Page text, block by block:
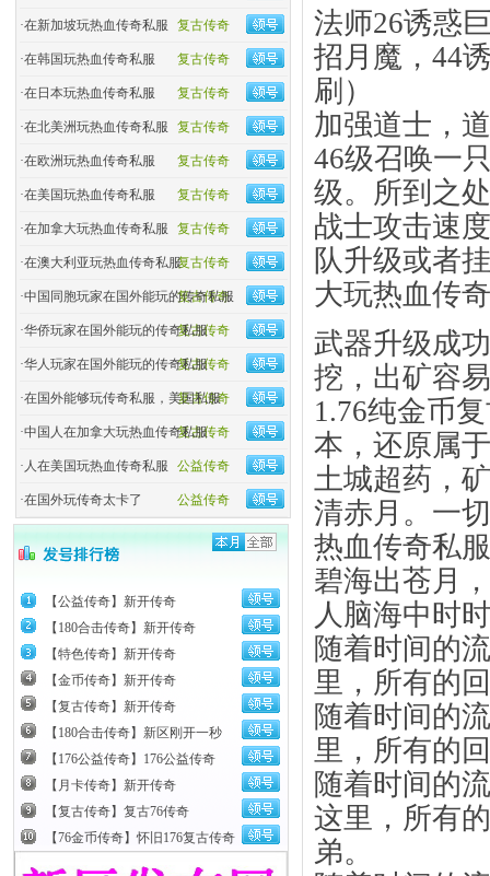
复古传奇
·在新加坡玩热血传奇私服
复古传奇
·在韩国玩热血传奇私服
复古传奇
·在日本玩热血传奇私服
复古传奇
·在北美洲玩热血传奇私服
复古传奇
·在欧洲玩热血传奇私服
复古传奇
·在美国玩热血传奇私服
复古传奇
·在加拿大玩热血传奇私服
复古传奇
·在澳大利亚玩热血传奇私服
复古传奇
·中国同胞玩家在国外能玩的传奇私服
复古传奇
·华侨玩家在国外能玩的传奇私服
复古传奇
·华人玩家在国外能玩的传奇私服
复古传奇
·在国外能够玩传奇私服，美国私服
复古传奇
·中国人在加拿大玩热血传奇私服
公益传奇
· 人在美国玩热血传奇私服
公益传奇
·在国外玩传奇太卡了
【公益传奇】新开传奇
【180合击传奇】新开传奇
【特色传奇】新开传奇
【金币传奇】新开传奇
【复古传奇】新开传奇
【180合击传奇】新区刚开一秒
【176公益传奇】176公益传奇
【月卡传奇】新开传奇
【复古传奇】复古76传奇
【76金币传奇】怀旧176复古传奇
法师26诱惑
招月魔，44
刷）
加强道士，
46级召唤一
级。所到之
战士攻击速
队升级或者
大玩热血传
武器升级成
挖，出矿容
1.76纯金币
本，还原属
土城超药，
清赤月。一
热血传奇私
碧海出苍月
人脑海中时
随着时间的
里，所有的
随着时间的
里，所有的
随着时间的
这里，所有
弟。